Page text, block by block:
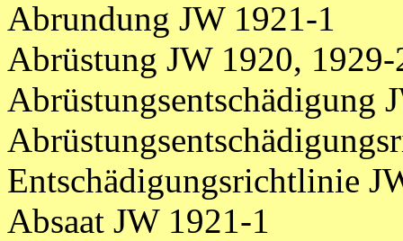
Abrundung JW 1921-1
Abrüstung JW 1920, 1929-
Abrüstungsentschädigung
Entschädigungsrichtlinie
Absaat JW 1921-1